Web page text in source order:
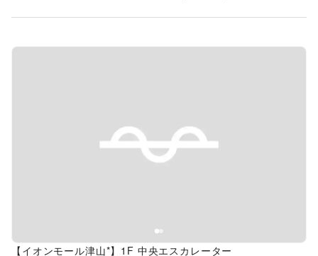
Previous slide
【イオンモール津山*】1F 中央エスカレーター